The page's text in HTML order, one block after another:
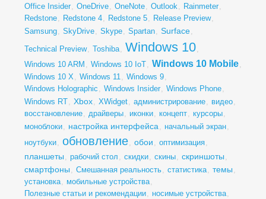
Office Insider, OneDrive, OneNote, Outlook, Rainmeter,
Redstone, Redstone 4, Redstone 5, Release Preview,
Samsung, SkyDrive, Skype, Spartan, Surface,
Technical Preview, Toshiba, Windows 10,
Windows 10 ARM , Windows 10 IoT, Windows 10 Mobile,
Windows 10 X, Windows 11, Windows 9,
Windows Holographic , Windows Insider, Windows Phone,
Windows RT, Xbox, XWidget, администрирование, видео,
восстановление, драйверы, иконки, концепт, курсоры,
моноблоки, настройка интерфейса , начальный экран,
ноутбуки, обновление, обои , оптимизация,
планшеты , рабочий стол , скидки, скины, скриншоты ,
смартфоны , Смешанная реальность, статистика, темы ,
установка, мобильные устройства,
Полезные статьи и рекомендации, носимые устройства,